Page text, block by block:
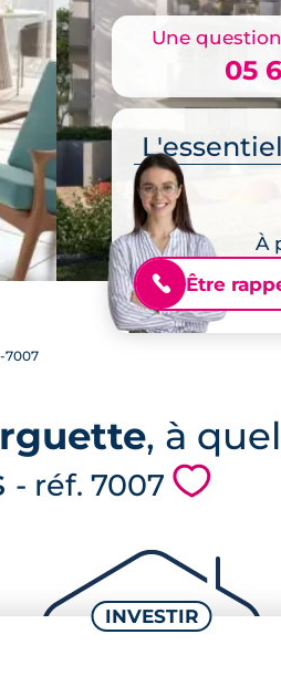
Une
05
À
📞 Être
7007
, à
- réf. 7007 💗